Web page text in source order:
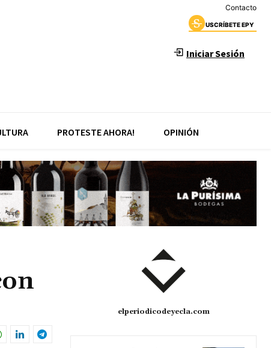
Contacto
USCRÍBETE EPY
Iniciar Sesión
PROTESTE AHORA! OPINIÓN
elperiodicodeyecla.com